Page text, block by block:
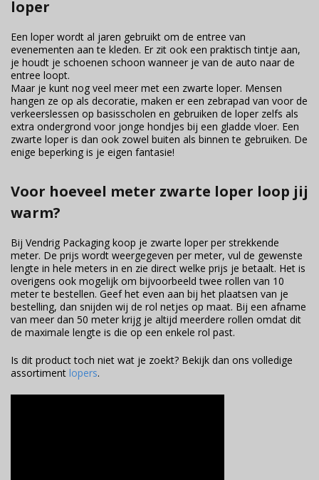
loper
Een loper wordt al jaren gebruikt om de entree van
evenementen aan te kleden. Er zit ook een praktisch tintje aan,
je houdt je schoenen schoon wanneer je van de auto naar de
entree loopt.
Maar je kunt nog veel meer met een zwarte loper. Mensen
hangen ze op als decoratie, maken er een zebrapad van voor de
verkeerslessen op basisscholen en gebruiken de loper zelfs als
extra ondergrond voor jonge hondjes bij een gladde vloer. Een
zwarte loper is dan ook zowel buiten als binnen te gebruiken. De
enige beperking is je eigen fantasie!
Voor hoeveel meter zwarte loper loop jij
warm?
Bij Vendrig Packaging koop je zwarte loper per strekkende
meter. De prijs wordt weergegeven per meter, vul de gewenste
lengte in hele meters in en zie direct welke prijs je betaalt. Het is
overigens ook mogelijk om bijvoorbeeld twee rollen van 10
meter te bestellen. Geef het even aan bij het plaatsen van je
bestelling, dan snijden wij de rol netjes op maat. Bij een afname
van meer dan 50 meter krijg je altijd meerdere rollen omdat dit
de maximale lengte is die op een enkele rol past.
Is dit product toch niet wat je zoekt? Bekijk dan ons volledige
assortiment lopers.